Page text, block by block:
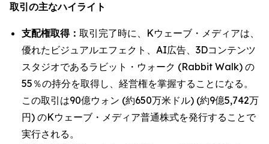
取引の主なハイライト
支配権取得： 取引完了時に、Kウェーブ・メディアは、
優れたビジュアルエフェクト、AI広告、3Dコンテンツ
スタジオであるラビット・ウォーク (Rabbit Walk) の
55％の持分を取得し、経営権を掌握することになる。
この取引は90億ウォン (約650万米ドル) (約9億5,742万
円) のKウェーブ・メディア普通株式を発行することで
実行される。